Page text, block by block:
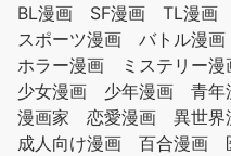
BL漫画
SF漫画 TL漫画
スポーツ漫画
バトル漫画
ホラー漫画
ミステリー漫
少女漫画
少年漫画 青年
漫画家
恋愛漫画 異世界
成人向け漫画
百合漫画